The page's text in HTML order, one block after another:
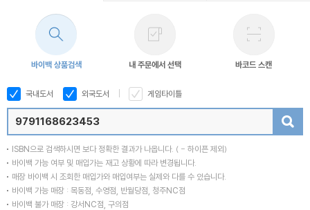
바이백 상품검색 내 주문에서 선택 바코드 스캔
국내도서 외국도서 게임타이틀
ISBN으로 검색하시면 보다 정확한 결과가 나옵니다. ( - 하이픈 제외)
바이백 가능 여부 및 매입가는 재고 상황에 따라 변경됩니다.
매장 바이백 시 조회한 매입가와 매입여부는 실제와 다를 수 있습니다.
바이백 가능 매장 : 목동점, 수영점, 반월당점, 청주NC점
바이백 불가 매장 : 강서NC점, 구의점